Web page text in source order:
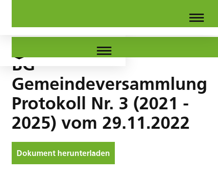
BG
Gemeindeversammlung
Protokoll Nr. 3 (2021 -
2025) vom 29.11.2022
Dokument herunterladen